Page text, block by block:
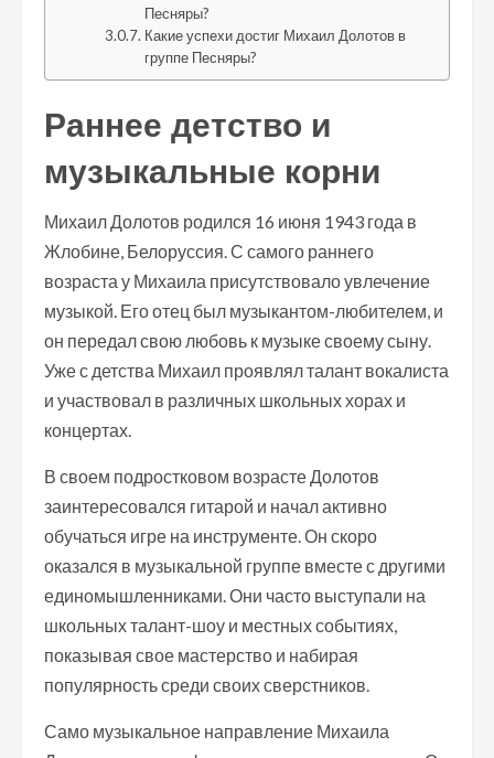
Песняры?
Какие успехи достиг Михаил Долотов в
группе Песняры?
Раннее детство и
музыкальные корни
Михаил Долотов родился 16 июня 1943 года в
Жлобине, Белоруссия. С самого раннего
возраста у Михаила присутствовало увлечение
музыкой. Его отец был музыкантом-любителем, и
он передал свою любовь к музыке своему сыну.
Уже с детства Михаил проявлял талант вокалиста
и участвовал в различных школьных хорах и
концертах.
В своем подростковом возрасте Долотов
заинтересовался гитарой и начал активно
обучаться игре на инструменте. Он скоро
оказался в музыкальной группе вместе с другими
единомышленниками. Они часто выступали на
школьных талант-шоу и местных событиях,
показывая свое мастерство и набирая
популярность среди своих сверстников.
Само музыкальное направление Михаила